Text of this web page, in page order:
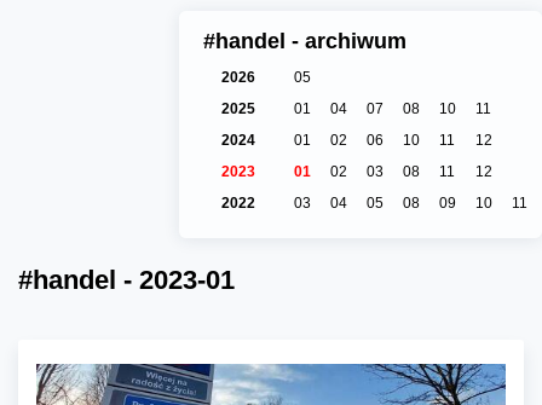
#handel - archiwum
2026
05
2025
01 04 07 08 10
11
2024
01 02 06 10 11
12
2023
01 02 03 08 11
12
2022
03 04 05 08 09 10 11
#handel - 2023-01